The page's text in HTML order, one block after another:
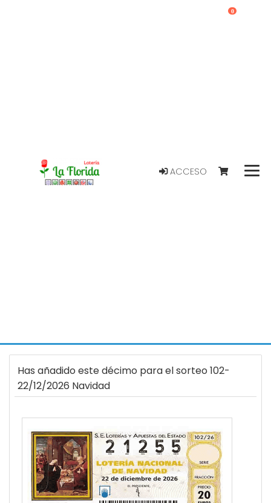
ACCESO
0
Has añadido este décimo para el sorteo 102-
22/12/2026 Navidad